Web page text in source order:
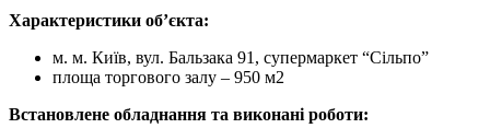
Характеристики об’єкта:
м. м. Київ, вул. Бальзака 91, супермаркет “Сільпо”
площа торгового залу – 950 м2
Встановлене обладнання та виконані роботи: